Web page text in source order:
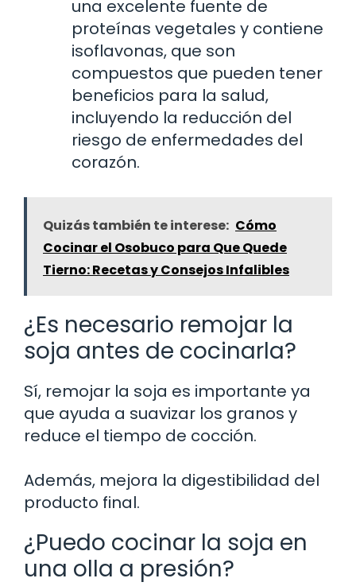
una excelente fuente de
proteínas vegetales y contiene
isoflavonas, que son
compuestos que pueden tener
beneficios para la salud,
incluyendo la reducción del
riesgo de enfermedades del
corazón.
Quizás también te interese: Cómo
Cocinar el Osobuco para Que Quede
Tierno: Recetas y Consejos Infalibles
¿Es necesario remojar la
soja antes de cocinarla?
Sí, remojar la soja es importante ya
que ayuda a suavizar los granos y
reduce el tiempo de cocción.
Además, mejora la digestibilidad del
producto final.
¿Puedo cocinar la soja en
una olla a presión?